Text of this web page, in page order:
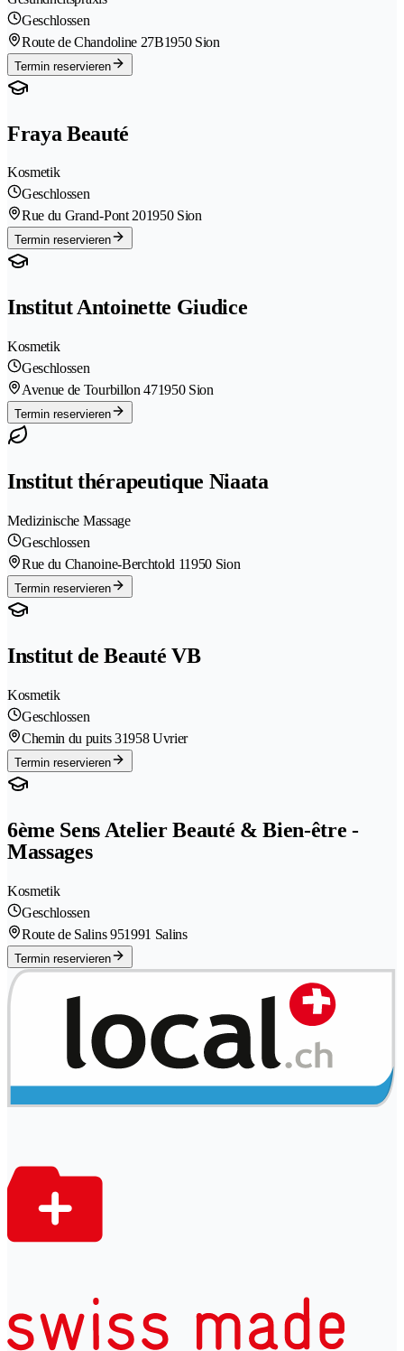
Geschlossen
Route de Chandoline 27B1950 Sion
Termin reservieren
Fraya Beauté
Kosmetik
Geschlossen
Rue du Grand-Pont 201950 Sion
Termin reservieren
Institut Antoinette Giudice
Kosmetik
Geschlossen
Avenue de Tourbillon 471950 Sion
Termin reservieren
Institut thérapeutique Niaata
Medizinische Massage
Geschlossen
Rue du Chanoine-Berchtold 11950 Sion
Termin reservieren
Institut de Beauté VB
Kosmetik
Geschlossen
Chemin du puits 31958 Uvrier
Termin reservieren
6ème Sens Atelier Beauté & Bien-être -
Massages
Kosmetik
Geschlossen
Route de Salins 951991 Salins
Termin reservieren